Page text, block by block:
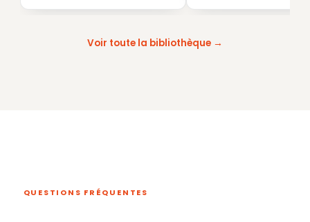
Voir toute la bibliothèque
QUESTIONS FRÉQUENTES